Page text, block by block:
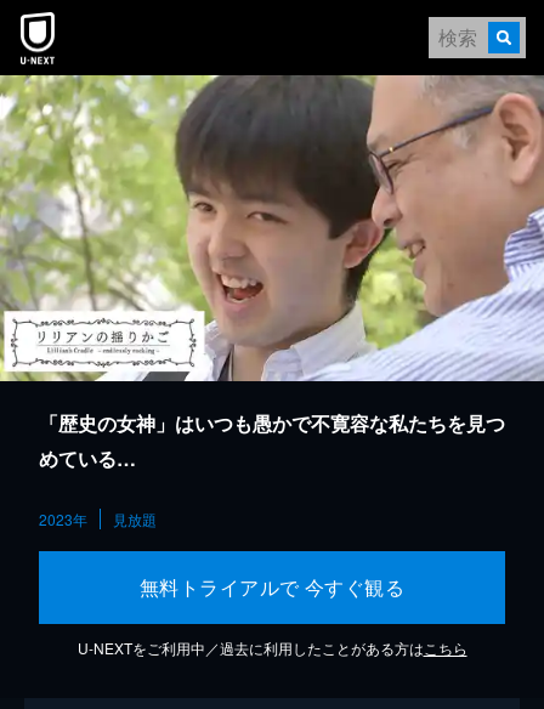
本文へスキップ
「歴史の女神」はいつも愚かで不寛容な私たちを見つ
めている…
2023年 見放題
無料トライアルで 今すぐ観る
U-NEXTをご利用中／過去に利用したことがある方は こちら